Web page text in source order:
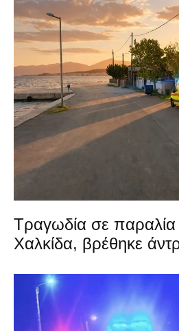
Τραγωδία σε παραλία
Χαλκίδα, βρέθηκε